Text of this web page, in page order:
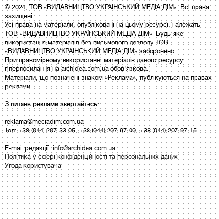
© 2024, ТОВ «ВИДАВНИЦТВО УКРАЇНСЬКИЙ МЕДІА ДІМ». Всі права
захищені.
Усі права на матеріали, опубліковані на цьому ресурсі, належать
ТОВ «ВИДАВНИЦТВО УКРАЇНСЬКИЙ МЕДІА ДІМ». Будь-яке
використання матеріалів без письмового дозволу ТОВ
«ВИДАВНИЦТВО УКРАЇНСЬКИЙ МЕДІА ДІМ» заборонено.
При правомірному використанні матеріалів даного ресурсу
гіперпосилання на archidea.com.ua обов'язкова.
Матеріали, що позначені знаком «Реклама», публікуються на правах
реклами.
З питань реклами звертайтесь:
reklama@mediadim.com.ua
Тел: +38 (044) 207-33-05, +38 (044) 207-97-00, +38 (044) 207-97-15.
E-mail редакції:info@archidea.com.ua
Політика у сфері конфіденційності та персональних даних
Угода користувача